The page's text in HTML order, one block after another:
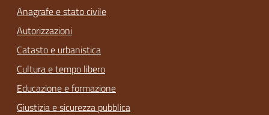
Anagrafe e stato civile
Autorizzazioni
Catasto e urbanistica
Cultura e tempo libero
Educazione e formazione
Giustizia e sicurezza pubblica